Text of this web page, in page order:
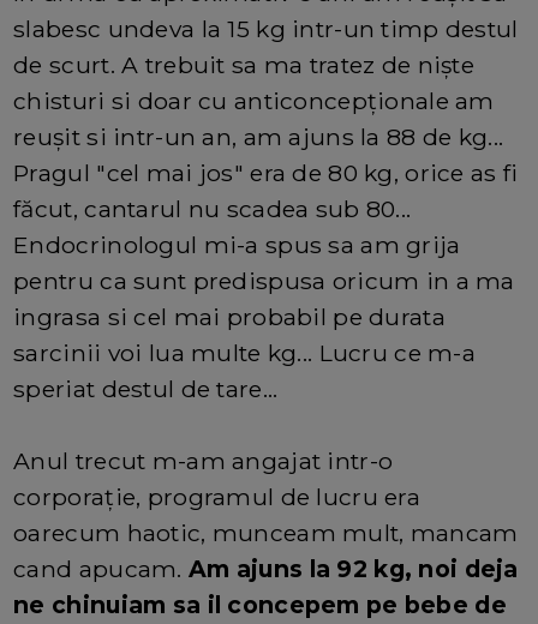
slabesc undeva la 15 kg intr-un timp destul
de scurt. A trebuit sa ma tratez de niște
chisturi si doar cu anticoncepționale am
reușit si intr-un an, am ajuns la 88 de kg...
Pragul "cel mai jos" era de 80 kg, orice as fi
făcut, cantarul nu scadea sub 80...
Endocrinologul mi-a spus sa am grija
pentru ca sunt predispusa oricum in a ma
ingrasa si cel mai probabil pe durata
sarcinii voi lua multe kg... Lucru ce m-a
speriat destul de tare...
Anul trecut m-am angajat intr-o
corporație, programul de lucru era
oarecum haotic, munceam mult, mancam
cand apucam. Am ajuns la 92 kg, noi deja
ne chinuiam sa il concepem pe bebe de